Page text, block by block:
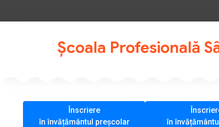
Școala Profesională
Înscriere
în învățământul preșcolar
în